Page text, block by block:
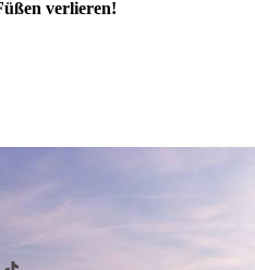
verlieren!